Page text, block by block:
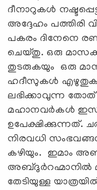
ദീനാറുകൾ
അദ്ദേഹം
പകരം ദിനേനെ
ചെയ്തു. ഒരു
തുടരുകയും ഒരു
ഹദീസുകൾ
ലഭിക്കാവുന്ന
മഹാനവർകൾ
ഉപേക്ഷിക്കുന്നത്.
നിരവധി
കഴിയും. ഇമാം
അബ്ദുർറഹ്മാനിൽ
തേടിയുള്ള